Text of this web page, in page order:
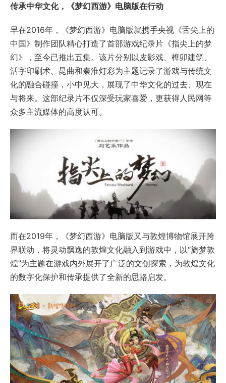
传承中华文化，《梦幻西游》电脑版在行动
早在2016年，《梦幻西游》电脑版就携手央视《舌尖上的
中国》制作团队精心打造了首部游戏纪录片《指尖上的梦
幻》，至今已推出五集。该片分别以皮影戏、榫卯建筑、
活字印刷术、昆曲和秦淮灯彩为主题记录了游戏与传统文
化的融合碰撞，小中见大，展现了中华文化的过去、现在
与将来。这部纪录片不仅深受玩家喜爱，更获得人民网等
众多主流媒体的高度认可。
而在2019年，《梦幻西游》电脑版又与敦煌博物馆展开跨
界联动，将灵动飘逸的敦煌文化融入到游戏中，以“旖梦敦
煌”为主题在游戏内外展开了广泛的文创探索，为敦煌文化
的数字化保护和传承提供了全新的思路启发。